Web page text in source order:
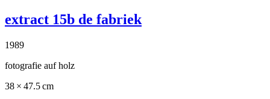
extract 15b de fabriek
1989
fotografie auf holz
38 × 47.5 cm